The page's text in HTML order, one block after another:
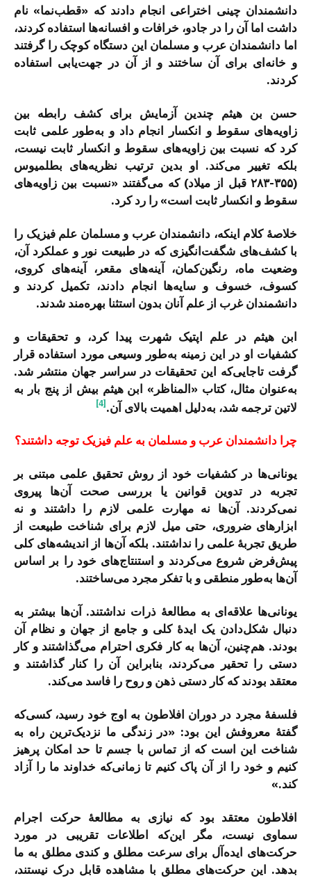
دانشمندان چینی اختراعی انجام دادند که «قطب‌نما» نام
داشت اما آن را در جادو، خرافات و افسانه‌ها استفاده کردند،
اما دانشمندان عرب و مسلمان این دستگاه کوچک را گرفتند
و خانه‌ای برای آن ساختند و از آن در جهت‌یابی استفاده
کردند.
حسن بن هیثم چندین آزمایش برای کشف رابطه بین
زاویه‌های سقوط و انکسار انجام داد و به‌طور علمی ثابت
کرد که نسبت بین زاویه‌های سقوط و انکسار ثابت نیست،
بلکه تغییر می‌کند. او بدین ترتیب نظریه‌های بطلمیوس
(۳۵۵-۲۸۳ قبل از میلاد) که می‌گفتند «نسبت بین زاویه‌های
سقوط و انکسار ثابت است» را رد کرد.
خلاصۀ کلام اینکه، دانشمندان عرب و مسلمان علم فیزیک را
با کشف‌های شگفت‌انگیزی که در طبیعت نور و عملکرد آن،
وضعیت ماه، رنگین‌کمان، آینه‌های مقعر، آینه‌های کروی،
کسوف، خسوف و سایه‌ها انجام دادند، تکمیل کردند و
دانشمندان غرب از علم آنان بدون استثنا بهره‌مند شدند.
ابن هیثم در علم اپتیک شهرت پیدا کرد، و تحقیقات و
کشفیات او در این زمینه به‌طور وسیعی مورد استفاده قرار
گرفت تاجایی‌که این تحقیقات در سراسر جهان منتشر شد.
به‌عنوان مثال، کتاب «المناظر» ابن هیثم بیش از پنج بار به
لاتین ترجمه شد، به‌دلیل اهمیت بالای آن. [4]
چرا دانشمندان عرب و مسلمان به علم فیزیک توجه داشتند؟
یونانی‌ها در کشفیات خود از روش تحقیق علمی مبتنی بر
تجربه در تدوین قوانین یا بررسی صحت آن‌ها پیروی
نمی‌کردند. آن‌ها نه مهارت علمی لازم را داشتند و نه
ابزارهای ضروری، حتی میل لازم برای شناخت طبیعت از
طریق تجربۀ علمی را نداشتند. بلکه آن‌ها از اندیشه‌های کلی
پیش‌فرض شروع می‌کردند و استنتاج‌های خود را بر اساس
آن‌ها به‌طور منطقی و با تفکر مجرد می‌ساختند.
یونانی‌ها علاقه‌ای به مطالعۀ ذرات نداشتند. آن‌ها بیشتر به
دنبال شکل‌دادن یک ایدۀ کلی و جامع از جهان و نظام آن
بودند. هم‌چنین، آن‌ها به کار فکری احترام می‌گذاشتند و کار
دستی را تحقیر می‌کردند، بنابراین آن را کنار گذاشتند و
معتقد بودند که کار دستی ذهن و روح را فاسد می‌کند.
فلسفۀ مجرد در دوران افلاطون به اوج خود رسید، کسی‌که
گفتۀ معروفش این بود: «در زندگی ما نزدیک‌ترین راه به
شناخت این است که از تماس با جسم تا حد امکان پرهیز
کنیم و خود را از آن پاک کنیم تا زمانی‌که خداوند ما را آزاد
کند.»
افلاطون معتقد بود که نیازی به مطالعۀ حرکت اجرام
سماوی نیست، مگر این‌که اطلاعات تقریبی در مورد
حرکت‌های ایده‌آل برای سرعت مطلق و کندی مطلق به ما
بدهد. این حرکت‌های مطلق با مشاهده قابل درک نیستند،